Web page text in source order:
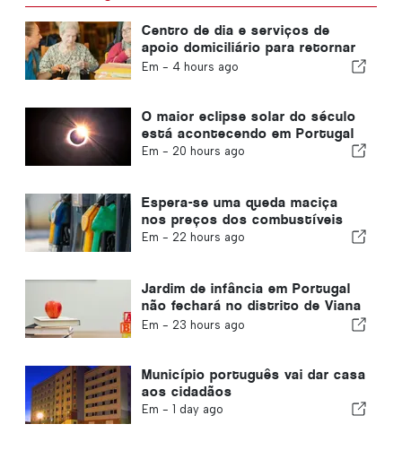
Centro de dia e serviços de
apoio domiciliário para retornar
ao município de Portugal
Em - 4 hours ago
O maior eclipse solar do século
está acontecendo em Portugal
Em - 20 hours ago
Espera-se uma queda maciça
nos preços dos combustíveis
Em - 22 hours ago
Jardim de infância em Portugal
não fechará no distrito de Viana
do Castelo
Em - 23 hours ago
Município português vai dar casa
aos cidadãos
Em - 1 day ago